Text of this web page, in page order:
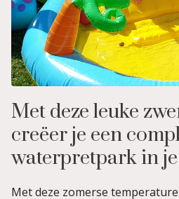
Met deze leuke
creëer je een
waterpretpark in
Met deze zomerse